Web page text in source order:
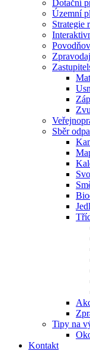
Dotační
Územní
Strategie
Zpravodaj
Sběr
Tipy na
Kontakt